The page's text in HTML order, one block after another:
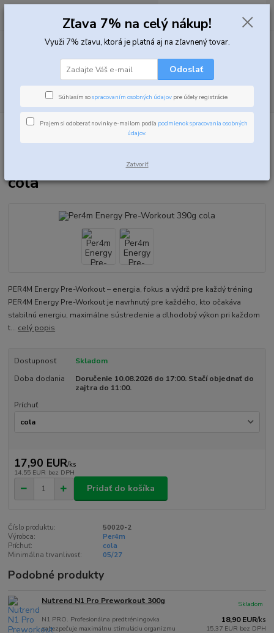
Hľadať
0,00 EUR
Predtréningové doplnky Predtréningovky
Per4m Energy Pre-
Per4m Energy Pre-Workout 390g
cola
PER4M Energy Pre-Workout – energia, fokus a výdrž pre každý tréning
PER4M Energy Pre-Workout je navrhnutý pre každého, kto očakáva
stabilnú energiu, maximálne sústredenie a dlhodobý výkon pri každom
t... celý popis
Dostupnosť
Skladom
Doba dodania
Doručenie 10.08.2026 do 17:00. Stačí objednať do
zajtra do 11:00.
Príchuť
17,90 EUR/ks
14,55 EUR bez DPH
Pridať do košíka
Číslo produktu:
50020-2
Výrobca:
Per4m
Príchuť:
cola
Minimálna trvanlivosť:
05/27
Podobné produkty
Nutrend N1 Pro Preworkout 300g
N1 PRO. Profesionálna predtréningovka
zabezpečuje maximálnu stimuláciu organizmu
18,90 EUR/ks
15,37 EUR bez DPH
Skladom
Zľava 7% na celý nákup!
Využi 7% zľavu, ktorá je platná aj na zľavnený tovar.
Odoslať
Súhlasím sospracovaním osobných údajov pre účely registrácie.
Prajem si odoberať novinky e-mailom podľa podmienok spracovania osobných
údajov.
Zatvoriť